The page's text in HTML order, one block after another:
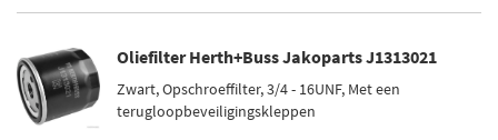
Ribbenaantal
6 (3)
7 (3)
Oliefilter Herth+Buss Jakoparts J1313021
Zwart, Opschroeffilter, 3/4 - 16UNF, Met een
terugloopbeveiligingskleppen